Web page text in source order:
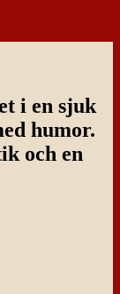
i en sjuk
humor.
och en